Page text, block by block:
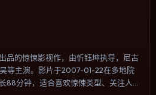
品的惊悚影视作，由忻钰坤执导，尼古
等主演。影片于2007-01-22在多地院
88分钟，适合喜欢惊悚类型、关注人